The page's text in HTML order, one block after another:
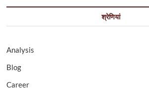
श्रेणियां
Analysis
Blog
Career